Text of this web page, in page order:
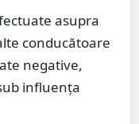
asupra
conducătoare
negative,
influența